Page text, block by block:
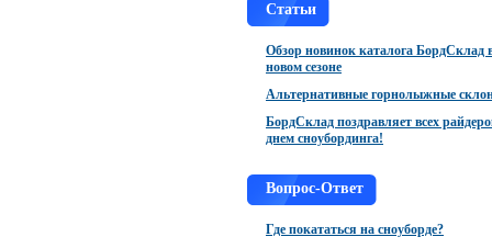
Статьи
Обзор новинок каталога БордСклад
новом сезоне
Альтернативные горнолыжные
БордСклад поздравляет всех
днем сноубординга!
Вопрос-Ответ
Где покататься на сноуборде?